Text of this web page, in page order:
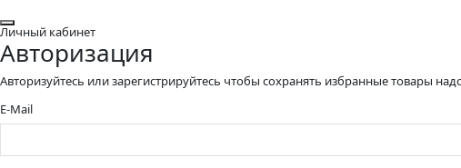
Закрыть
Личный кабинет
Авторизация
Авторизуйтесь или зарегистрируйтесь чтобы сохранять избранные товары
E-Mail